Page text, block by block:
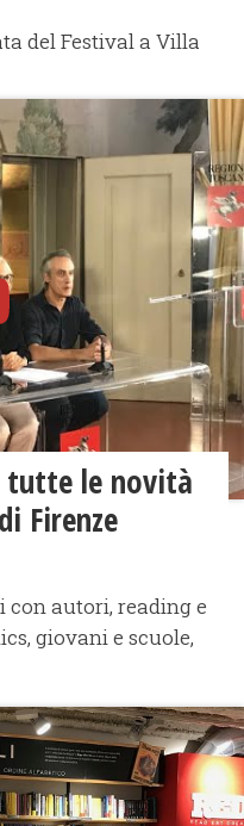
del Festival a Villa
tutte le novità
Firenze
autori, reading e
giovani e scuole,